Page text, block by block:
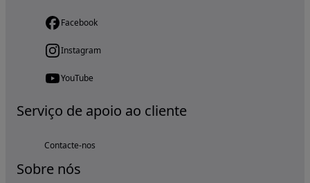
Facebook
Instagram
YouTube
Serviço de apoio ao cliente
Contacte-nos
Sobre nós